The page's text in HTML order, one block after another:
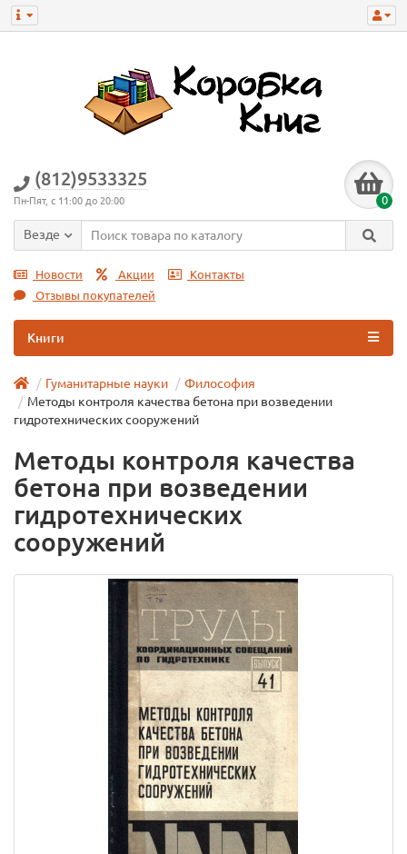
(812)9533325
Пн-Пят, с 11:00 до 20:00 0
Везде
Новости Акции
Контакты
Отзывы покупателей
Книги
Гуманитарные науки
Философия
Методы контроля качества бетона при возведении
гидротехнических сооружений
Методы контроля качества
бетона при возведении
гидротехнических
сооружений